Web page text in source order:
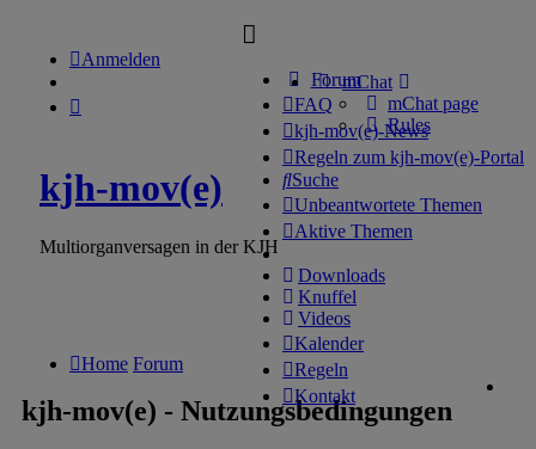
Forum
FAQ
kjh-mov(e)-News
Regeln zum kjh-mov(e)-Portal
Suche
Unbeantwortete Themen
Aktive Themen
Downloads
Knuffel
Videos
Kalender
Regeln
Kontakt
Anmelden
mChat
mChat page
Rules
kjh-mov(e)
Multiorganversagen in der KJH
Home Forum
kjh-mov(e) - Nutzungsbedingungen